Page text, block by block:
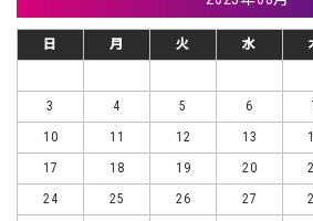
日 月 火 水
3
4 5 6
10
11 12 13
17
18 19 20
24
25 26 27